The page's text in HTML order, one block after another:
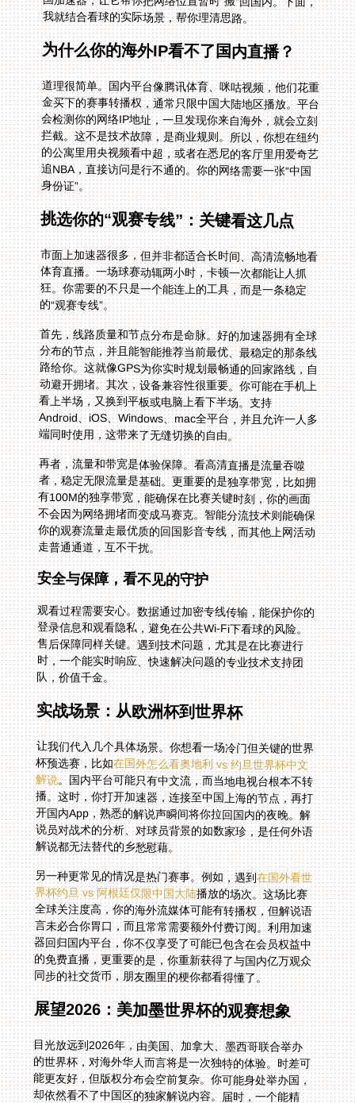
我就结合看球的实际场景，帮你理清思路。
为什么你的海外IP看不了国内直播？
道理很简单。国内平台像腾讯体育、咪咕视频，他们花重
金买下的赛事转播权，通常只限中国大陆地区播放。平台
会检测你的网络IP地址，一旦发现你来自海外，就会立刻
拦截。这不是技术故障，是商业规则。所以，你想在纽约
的公寓里用央视频看中超，或者在悉尼的客厅里用爱奇艺
追NBA，直接访问是行不通的。你的网络需要一张“中国
身份证”。
挑选你的“观赛专线”：关键看这几点
市面上加速器很多，但并非都适合长时间、高清流畅地看
体育直播。一场球赛动辄两小时，卡顿一次都能让人抓
狂。你需要的不只是一个能连上的工具，而是一条稳定
的“观赛专线”。
首先，线路质量和节点分布是命脉。好的加速器拥有全球
分布的节点，并且能智能推荐当前最优、最稳定的那条线
路给你。这就像GPS为你实时规划最畅通的回家路线，自
动避开拥堵。其次，设备兼容性很重要。你可能在手机上
看上半场，又换到平板或电脑上看下半场。支持
Android、iOS、Windows、mac全平台，并且允许一人多
端同时使用，这带来了无缝切换的自由。
再者，流量和带宽是体验保障。看高清直播是流量吞噬
者，稳定无限流量是基础。更重要的是独享带宽，比如拥
有100M的独享带宽，能确保在比赛关键时刻，你的画面
不会因为网络拥堵而变成马赛克。智能分流技术则能确保
你的观赛流量走最优质的回国影音专线，而其他上网活动
走普通通道，互不干扰。
安全与保障，看不见的守护
观看过程需要安心。数据通过加密专线传输，能保护你的
登录信息和观看隐私，避免在公共Wi-Fi下看球的风险。
售后保障同样关键。遇到技术问题，尤其是在比赛进行
时，一个能实时响应、快速解决问题的专业技术支持团
队，价值千金。
实战场景：从欧洲杯到世界杯
让我们代入几个具体场景。你想看一场冷门但关键的世界
杯预选赛，比如在国外怎么看奥地利 vs 约旦世界杯中文
解说。国内平台可能只有中文流，而当地电视台根本不转
播。这时，你打开加速器，连接至中国上海的节点，再打
开国内App，熟悉的解说声瞬间将你拉回国内的夜晚。解
说员对战术的分析、对球员背景的如数家珍，是任何外语
解说都无法替代的乡愁慰藉。
另一种更常见的情况是热门赛事。例如，遇到在国外看世
界杯约旦 vs 阿根廷仅限中国大陆播放的场次。这场比赛
全球关注度高，你的海外流媒体可能有转播权，但解说语
言未必合你胃口，而且常常需要额外付费订阅。利用加速
器回归国内平台，你不仅享受了可能已包含在会员权益中
的免费直播，更重要的是，你重新获得了与国内亿万观众
同步的社交货币，朋友圈里的梗你都看得懂了。
展望2026：美加墨世界杯的观赛想象
目光放远到2026年，由美国、加拿大、墨西哥联合举办
的世界杯，对海外华人而言将是一次独特的体验。时差可
能更友好，但版权分布会空前复杂。你可能身处举办国，
却依然看不了中国区的独家解说内容。届时，一个能精
准、稳定连接回国线路的加速器将更为重要。想象一下，
在洛杉矶的酒吧里，你用平板电脑通过国内平台观看带有
中文解说的决赛，同时感受身边现场的狂热气氛，那将是
一种奇妙的融合体验。稳定无限流量和影音专线，能确保
你在移动中（比如在不同城市间追随球队）也能持续获得